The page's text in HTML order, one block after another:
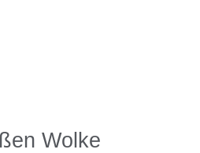
Wolke